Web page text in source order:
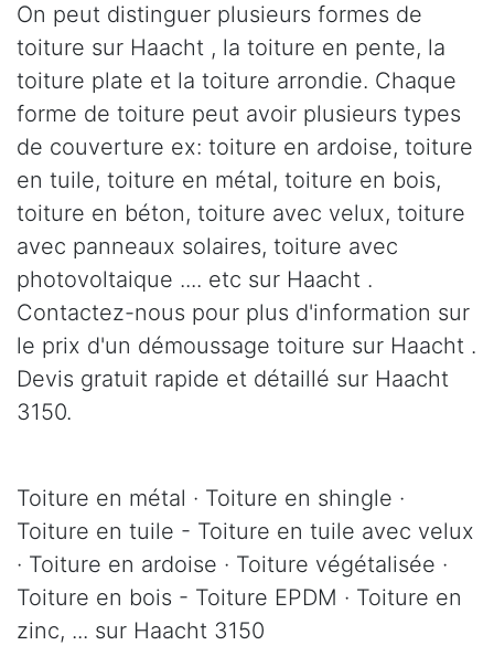
On peut distinguer plusieurs formes de
toiture sur Haacht , la toiture en pente, la
toiture plate et la toiture arrondie. Chaque
forme de toiture peut avoir plusieurs types
de couverture ex: toiture en ardoise, toiture
en tuile, toiture en métal, toiture en bois,
toiture en béton, toiture avec velux, toiture
avec panneaux solaires, toiture avec
photovoltaique .... etc sur Haacht .
Contactez-nous pour plus d'information sur
le prix d'un démoussage toiture sur Haacht .
Devis gratuit rapide et détaillé sur Haacht
3150.
Toiture en métal · Toiture en shingle ·
Toiture en tuile - Toiture en tuile avec velux
· Toiture en ardoise · Toiture végétalisée ·
Toiture en bois - Toiture EPDM · Toiture en
zinc, ... sur Haacht 3150